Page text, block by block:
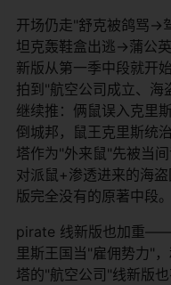
开场仍走"舒克被鸽骂→
坦克轰鞋盒出逃→蒲公
新版从第一季中段就开
拍到"航空公司成立、海
继续推：俩鼠误入克里
倒城邦，鼠王克里斯统
塔作为"外来鼠"先被当
对派鼠+渗透进来的海
版完全没有的原著中段。
pirate 线新版也加重——
里斯王国当"雇佣势力"
塔的"航空公司"线新版